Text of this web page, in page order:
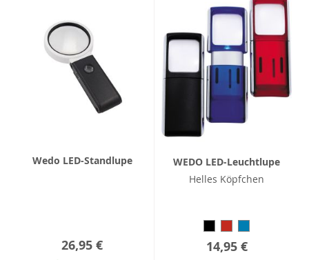
Wedo LED-Standlupe
26,95 €
WEDO LED-Leuchtlupe
Helles Köpfchen
14,95 €